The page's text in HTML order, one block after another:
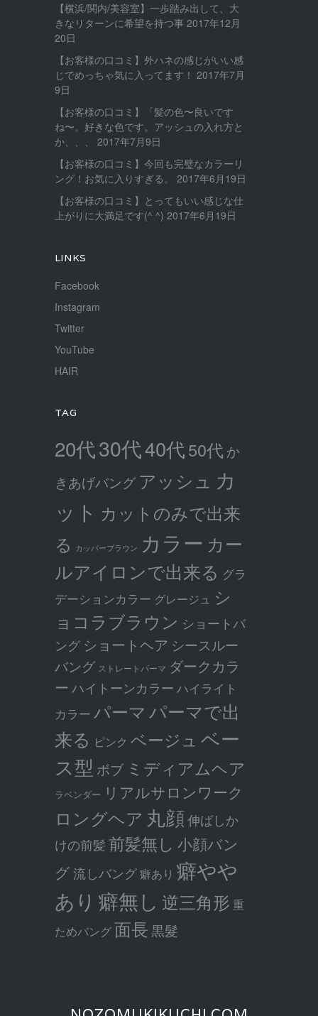
【横浜/関内/美容室】一歩踏み出して、大
きなリターンに希望を持つ事 2017年12月
20日
【お客様の口コミ】外ハネの感じがいい感
じでめっちゃ気に入ってます！ 2017年7月
9日
【お客様の口コミ】「髪の色〜良いです
ね〜。好きな色です。アッシュの入れ方と
か、、、
2017年7月9日
【お客様の口コミ】今回も完璧なカラーリ
ング！お気に入りすぎる。
2017年6月19日
【お客様の口コミ】とってもいい感じな仕
上がりに大満足です(^ ^) 2017年6月19日
LINKS
Facebook
Instagram
Twitter
YouTube
HAIR
TAG
20代30代40代50代 か
きあげバング アッシュ カ
ット カットのみで出来
る カッパーブラウン カラー カー
ルアイロンで出来る グラ
デーションカラー グレージュ シ
ョコラブラウン ショートバ
ング ショートヘア シースルー
バング ストレートパーマ ダークカラ
ー ハイトーンカラー ハイライト
カラー パーマ パーマで出
来る ピンク ベージュ ベー
ス型 ボブ ミディアムヘア
ラベンダー リアルサロンワーク
ロングヘア 丸顔伸ばしか
けの前髪前髪無し 小顔バン
グ流しバング癖あり 癖やや
あり 癖無し 逆三角形 重
ためバング 面長黒髮